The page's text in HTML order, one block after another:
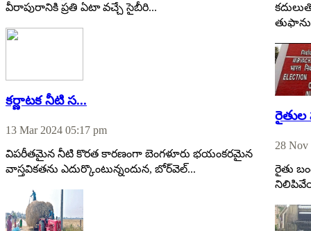
వీరాపురానికి ప్రతి ఏటా వచ్చే సైబీరి...
కర్ణాటక నీటి స...
13 Mar 2024 05:17 pm
విపరీతమైన నీటి కొరత కారణంగా బెంగళూరు భయంకరమైన
వాస్తవికతను ఎదుర్కొంటున్నందున, బోర్‌వెల్...
తుఫాను
రైతుల
28 Nov
రైతు